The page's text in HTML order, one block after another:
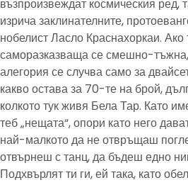
възпроизвеждат космическия ред,
изрича заклинателните,
нобелист Ласло Краснахоркаи. Ако
саморазказваща се смешно-
алегория се случва само за
какво остава за 70-те на брой,
колкото тук живя Бела Тар. Като
теб „нещата“, опори като него
най-малкото да не отвръщаш
отвърнеш с танц, да бъдеш едно
Подхвърлят ти ги, ей така, като